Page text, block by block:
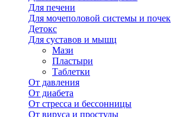
Для печени
Для мочеполовой системы и почек
Детокс
Для суставов и мышц
Мази
Пластыри
Таблетки
От давления
От диабета
От стресса и бессонницы
От вируса и простуды